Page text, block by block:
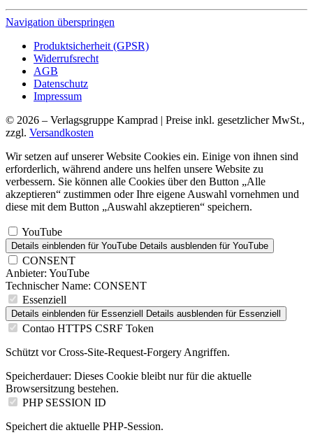
Navigation überspringen
Produktsicherheit (GPSR)
Widerrufsrecht
AGB
Datenschutz
Impressum
© 2026 – Verlagsgruppe Kamprad | Preise inkl. gesetzlicher MwSt.,
zzgl. Versandkosten
Wir setzen auf unserer Website Cookies ein. Einige von ihnen sind
erforderlich, während andere uns helfen unsere Website zu
verbessern. Sie können alle Cookies über den Button „Alle
akzeptieren“ zustimmen oder Ihre eigene Auswahl vornehmen und
diese mit dem Button „Auswahl akzeptieren“ speichern.
YouTube
Details einblenden für YouTube Details ausblenden für YouTube
CONSENT
Anbieter: YouTube
Technischer Name: CONSENT
Essenziell
Details einblenden für Essenziell Details ausblenden für Essenziell
Contao HTTPS CSRF Token
Schützt vor Cross-Site-Request-Forgery Angriffen.
Speicherdauer: Dieses Cookie bleibt nur für die aktuelle
Browsersitzung bestehen.
PHP SESSION ID
Speichert die aktuelle PHP-Session.